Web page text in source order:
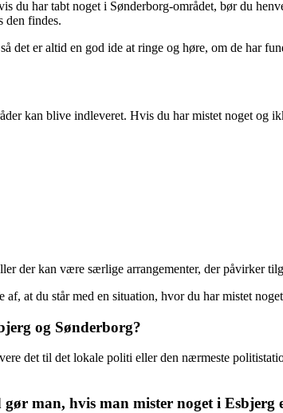
du har tabt noget i Sønderborg-området, bør du
den findes.
det er altid en god ide at ringe og høre, om de har
kan blive indleveret. Hvis du har mistet noget og
der kan være særlige arrangementer, der påvirker
at du står med en situation, hvor du har mistet
og Sønderborg?
det til det lokale politi eller den nærmeste
man, hvis man mister noget i Esbjerg